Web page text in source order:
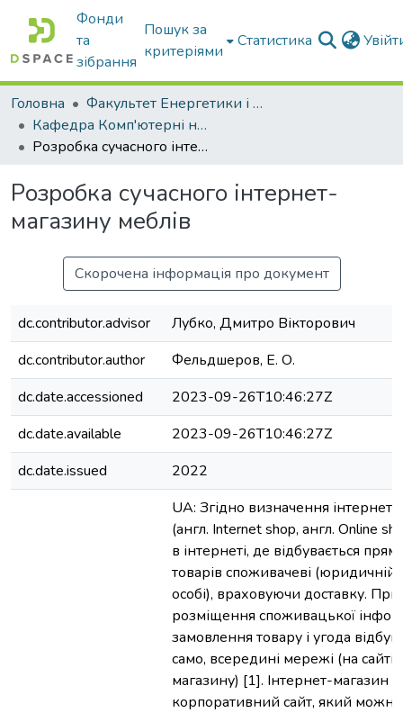
Фонди
та
зібрання
Пошук за
критеріями
Статистика
Головна
Факультет Енергетики і комп'ютерних технологій
Кафедра Комп'ютерні науки
Розробка сучасного інтернет-магазину меблів
Розробка сучасного інтернет-
магазину меблів
Скорочена інформація про документ
dc.contributor.advisor
Лубко, Дмитро Вікторович
dc.contributor.author
Фельдшеров, Е. О.
dc.date.accessioned
2023-09-26T10:46:27Z
dc.date.available
2023-09-26T10:46:27Z
dc.date.issued
2022
UA: Згідно визначення
(англ. Internet shop, англ. Online
в інтернеті, де відбувається
товарів споживачеві (юридичній
особі), враховуючи доставку.
розміщення споживацької
замовлення товару і угода
само, всередині мережі (на сайті
магазину) [1]. Інтернет-магазин
корпоративний сайт, який можна